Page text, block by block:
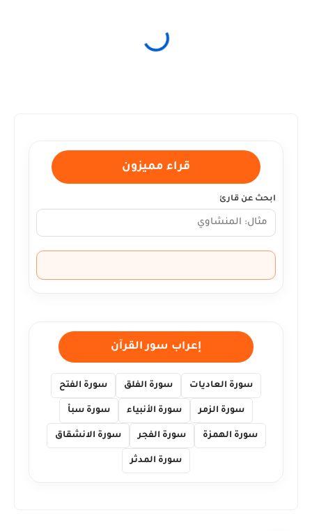
قراء مميزون
ابحث عن قارئ
إعراب سور القرآن
سورة العاديات سورة الفلق سورة الفتح
سورة الزمر سورة الأنبياء سورة سبأ
سورة الهمزة سورة الفجر سورة الانشقاق
سورة المدثر